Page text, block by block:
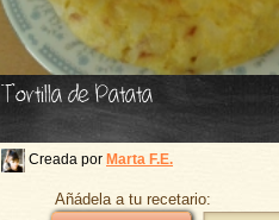
Tortilla de Patata
Creada por Marta F.E.
Añádela a tu recetario: